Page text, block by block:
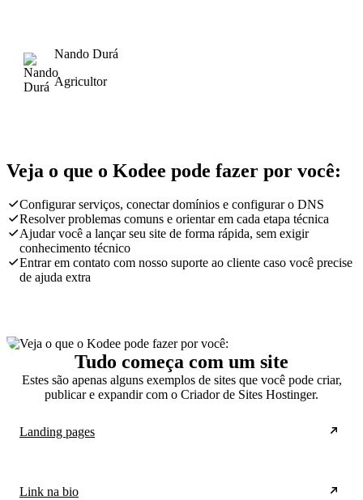
Nando Durá
Agricultor
Veja o que o Kodee pode fazer por você:
Configurar serviços, conectar domínios e configurar o DNS
Resolver problemas comuns e orientar em cada etapa técnica
Ajudar você a lançar seu site de forma rápida, sem exigir
conhecimento técnico
Entrar em contato com nosso suporte ao cliente caso você precise
de ajuda extra
Tudo começa com um site
Estes são apenas alguns exemplos de sites que você pode criar,
publicar e expandir com o Criador de Sites Hostinger.
Landing pages
Link na bio